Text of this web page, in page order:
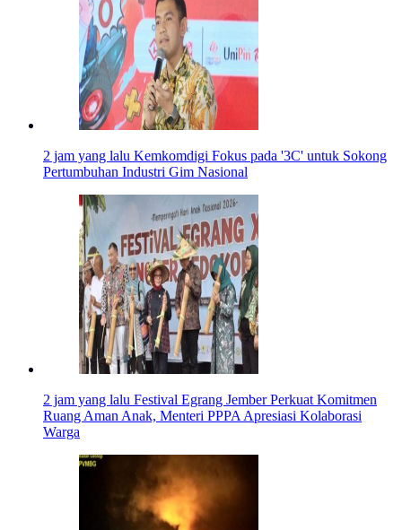
2 jam yang lalu Kemkomdigi Fokus pada '3C' untuk Sokong
Pertumbuhan Industri Gim Nasional
2 jam yang lalu Festival Egrang Jember Perkuat Komitmen
Ruang Aman Anak, Menteri PPPA Apresiasi Kolaborasi
Warga